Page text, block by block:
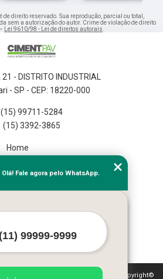
de direito reservado. Sua reprodução, parcial ou total,
sem a autorização do autor. Crime de violação de direito
Lei 9610/98 - Lei de direitos autorais
21 - DISTRITO INDUSTRIAL
- SP - CEP: 18220-000
(15) 99711-5284
(15) 3392-3865
Home
Missão
à proteção de direitos autorais. Copyright©
Olá! Fale agora pelo WhatsApp.